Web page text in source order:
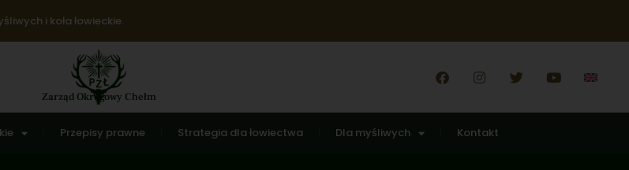
i koła łowieckie.
Zarząd Okręgowy Chełm
Przepisy prawne Strategia dla łowiectwa Dla myśliwych Kontakt